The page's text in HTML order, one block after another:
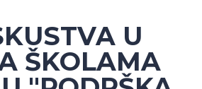
U
ŠKOLAMA